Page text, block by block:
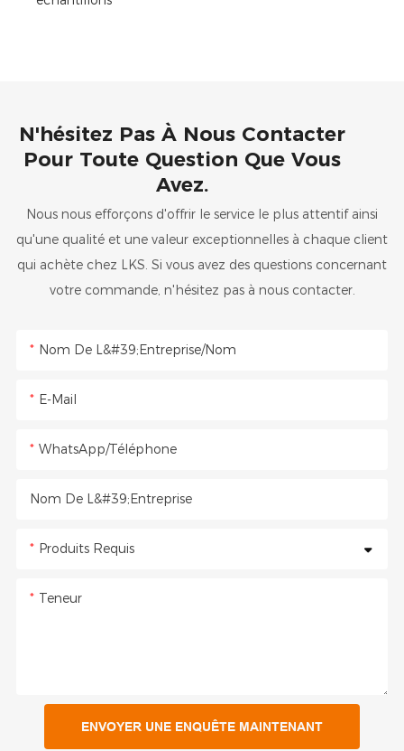
N'hésitez Pas À Nous Contacter
Pour Toute Question Que Vous
Avez.
Nous nous efforçons d'offrir le service le plus attentif ainsi
qu'une qualité et une valeur exceptionnelles à chaque client
qui achète chez LKS. Si vous avez des questions concernant
votre commande, n'hésitez pas à nous contacter.
Nom De L&#39;entreprise/Nom
E-Mail
WhatsApp/Téléphone
Nom De L&#39;entreprise
Produits Requis
Teneur
ENVOYER UNE ENQUÊTE MAINTENANT